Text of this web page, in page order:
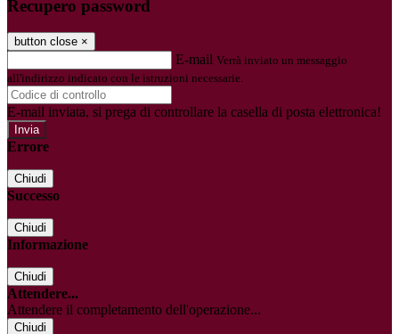
Recupero password
button close ×
E-mail Verrà inviato un messaggio
all'indirizzo indicato con le istruzioni necessarie.
E-mail inviata, si prega di controllare la casella di posta elettronica!
Errore
Chiudi
Successo
Chiudi
Informazione
Chiudi
Attendere...
Attendere il completamento dell'operazione...
Chiudi